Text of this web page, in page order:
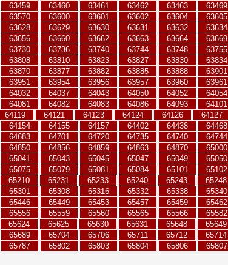
63459 63460 63461 63462 63463 63469
63570 63600 63601 63602 63604 63605
63628 63629 63630 63631 63632 63634
63656 63660 63662 63663 63664 63669
63730 63736 63740 63744 63748 63755
63808 63810 63823 63827 63830 63834
63870 63877 63882 63885 63888 63901
63951 63954 63956 63957 63960 63961
64032 64037 64043 64050 64052 64054
64081 64082 64083 64086 64093 64101
64119 64121 64123 64124 64126 64127
64154 64155 64157 64402 64438 64468
64683 64701 64720 64735 64740 64744
64850 64856 64859 64863 64870 65000
65041 65043 65045 65047 65049 65050
65075 65079 65081 65084 65101 65102
65210 65231 65233 65240 65243 65248
65301 65308 65316 65332 65338 65340
65446 65449 65453 65457 65459 65462
65556 65559 65560 65565 65566 65582
65624 65625 65630 65631 65648 65649
65689 65704 65706 65711 65712 65714
65787 65802 65803 65804 65806 65807